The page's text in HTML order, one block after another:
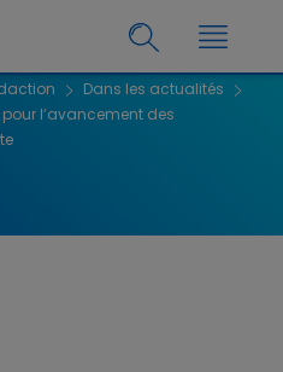
Dans les actualités
pour l’avancement des